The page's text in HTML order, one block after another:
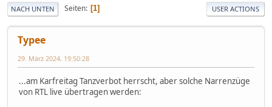
NACH UNTEN Seiten 1 USER ACTIONS
Typee
29. März 2024, 19:50:28
...am Karfreitag Tanzverbot herrscht, aber solche Narrenzüge
von RTL live übertragen werden: